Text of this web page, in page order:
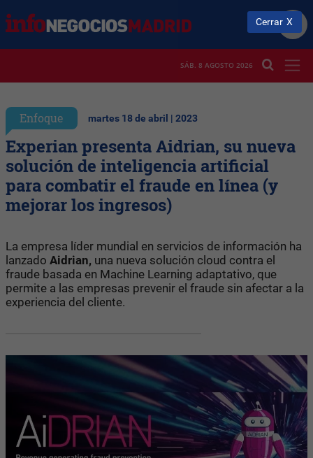
SÁB. 8 AGOSTO 2026
Enfoque martes 18 de abril | 2023
Experian presenta Aidrian, su nueva
solución de inteligencia artificial
para combatir el fraude en línea (y
mejorar los ingresos)
La empresa líder mundial en servicios de información ha
lanzado Aidrian, una nueva solución cloud contra el
fraude basada en Machine Learning adaptativo, que
permite a las empresas prevenir el fraude sin afectar a la
experiencia del cliente.
Cerrar